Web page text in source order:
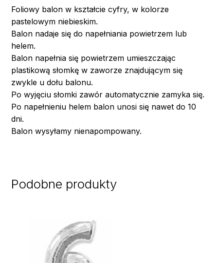
Foliowy balon w kształcie cyfry, w kolorze
pastelowym niebieskim.
Balon nadaje się do napełniania powietrzem lub
helem.
Balon napełnia się powietrzem umieszczając
plastikową słomkę w zaworze znajdującym się
zwykle u dołu balonu.
Po wyjęciu słomki zawór automatycznie zamyka się.
Po napełnieniu helem balon unosi się nawet do 10
dni.
Balon wysyłamy nienapompowany.
Podobne produkty